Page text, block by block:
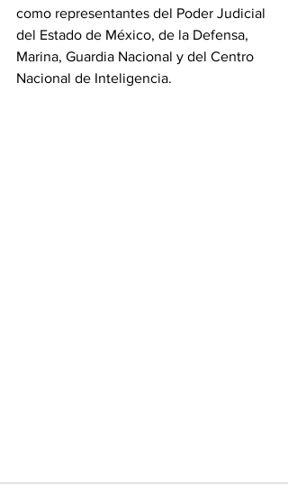
como representantes del Poder Judicial
del Estado de México, de la Defensa,
Marina, Guardia Nacional y del Centro
Nacional de Inteligencia.